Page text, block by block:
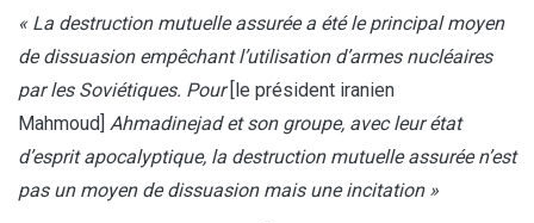
« La destruction mutuelle assurée a été le principal moyen
de dissuasion empêchant l’utilisation d’armes nucléaires
par les Soviétiques. Pour[le président iranien
Mahmoud] Ahmadinejad et son groupe, avec leur état
d’esprit apocalyptique, la destruction mutuelle assurée n’est
pas un moyen de dissuasion mais une incitation »